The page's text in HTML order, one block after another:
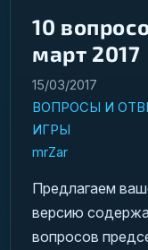
ГАЛАКТИЧЕСКИЙ ГИД
10
март 2017
15/03/2017
ВОПРОСЫ И
ИГРЫ
mrZar
Предлагаем
версию
вопросов